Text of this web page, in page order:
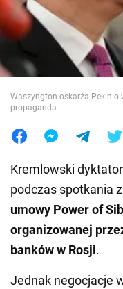
Wojna na Ukrainie
Jedzenie
Waszyngton oskarża Pekin o
propaganda
Kremlowski
podczas spotkania
umowy Power of
organizowanej
banków w Rosji.
Jednak negocjacje